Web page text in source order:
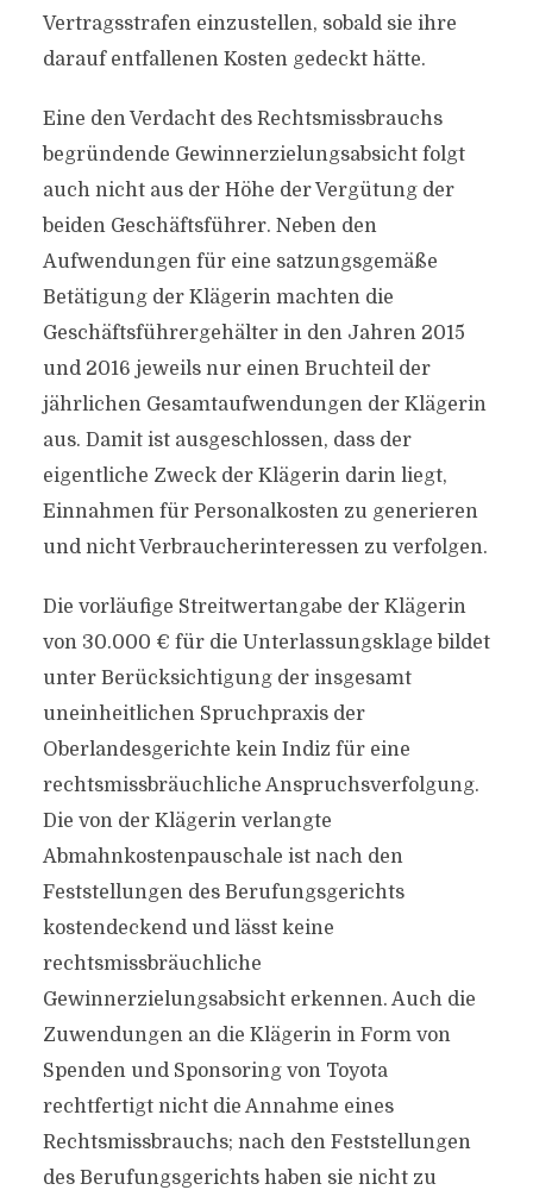
Vertragsstrafen einzustellen, sobald sie ihre
darauf entfallenen Kosten gedeckt hätte.
Eine den Verdacht des Rechtsmissbrauchs
begründende Gewinnerzielungsabsicht folgt
auch nicht aus der Höhe der Vergütung der
beiden Geschäftsführer. Neben den
Aufwendungen für eine satzungsgemäße
Betätigung der Klägerin machten die
Geschäftsführergehälter in den Jahren 2015
und 2016 jeweils nur einen Bruchteil der
jährlichen Gesamtaufwendungen der Klägerin
aus. Damit ist ausgeschlossen, dass der
eigentliche Zweck der Klägerin darin liegt,
Einnahmen für Personalkosten zu generieren
und nicht Verbraucherinteressen zu verfolgen.
Die vorläufige Streitwertangabe der Klägerin
von 30.000 € für die Unterlassungsklage bildet
unter Berücksichtigung der insgesamt
uneinheitlichen Spruchpraxis der
Oberlandesgerichte kein Indiz für eine
rechtsmissbräuchliche Anspruchsverfolgung.
Die von der Klägerin verlangte
Abmahnkostenpauschale ist nach den
Feststellungen des Berufungsgerichts
kostendeckend und lässt keine
rechtsmissbräuchliche
Gewinnerzielungsabsicht erkennen. Auch die
Zuwendungen an die Klägerin in Form von
Spenden und Sponsoring von Toyota
rechtfertigt nicht die Annahme eines
Rechtsmissbrauchs; nach den Feststellungen
des Berufungsgerichts haben sie nicht zu